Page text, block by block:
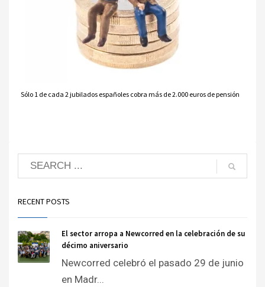
Sólo 1 de cada 2 jubilados españoles cobra más de 2.000 euros de pensión
RECENT POSTS
El sector arropa a Newcorred en la celebración de su
décimo aniversario
Newcorred celebró el pasado 29 de junio
en Madr...